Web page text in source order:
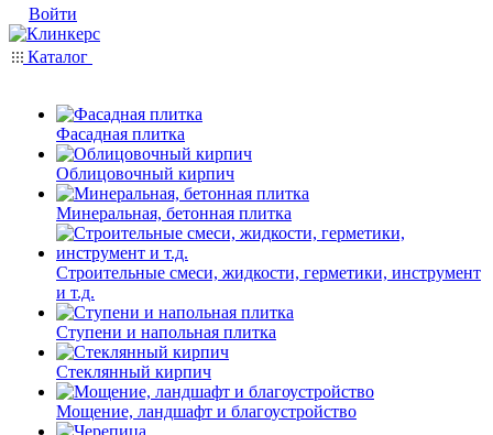
Войти
Каталог
Фасадная плитка
Облицовочный кирпич
Минеральная, бетонная плитка
Строительные смеси, жидкости, герметики, инструмент
и т.д.
Ступени и напольная плитка
Cтеклянный кирпич
Мощение, ландшафт и благоустройство